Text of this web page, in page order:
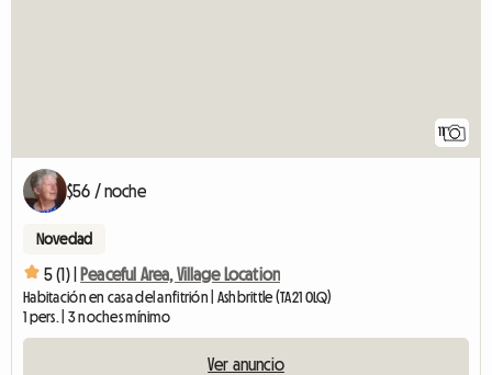
$56 / noche
Novedad
5 (1) | Peaceful Area, Village Location
Habitación en casa del anfitrión | Ashbrittle (TA21 0LQ)
1 pers. | 3 noches mínimo
Ver anuncio